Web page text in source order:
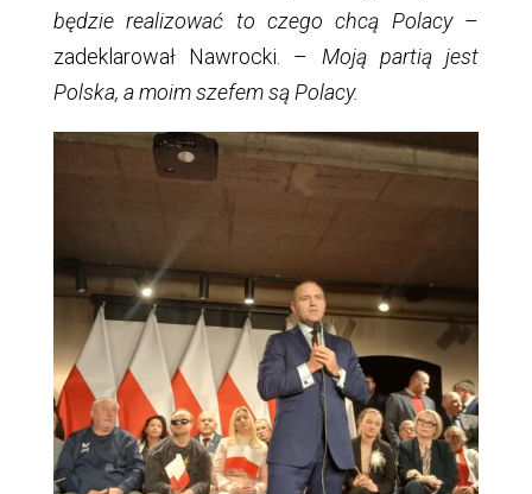
będzie realizować to czego chcą Polacy–
zadeklarował Nawrocki. – Moją partią jest
Polska, a moim szefem są Polacy.